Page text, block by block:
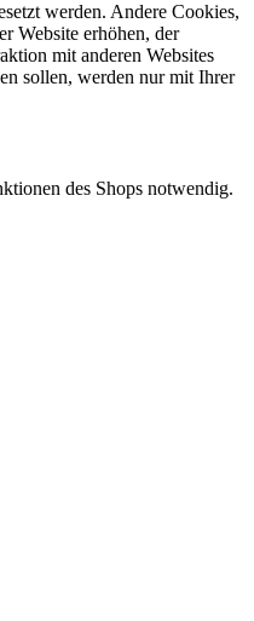
werden. Andere Cookies,
Website erhöhen, der
mit anderen Websites
sollen, werden nur mit Ihrer
des Shops notwendig.